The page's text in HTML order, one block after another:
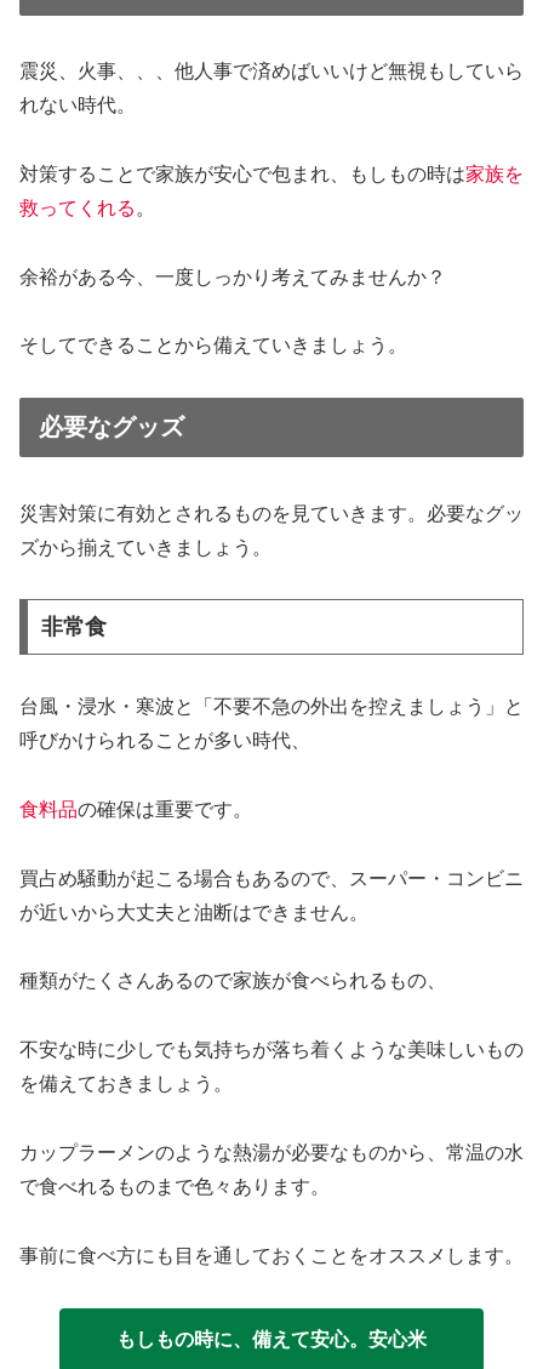
震災、火事、、、他人事で済めばいいけど無視もしていら
れない時代。
対策することで家族が安心で包まれ、もしもの時は家族を
救ってくれる 。
余裕がある今、一度しっかり考えてみませんか？
そしてできることから備えていきましょう。
必要なグッズ
災害対策に有効とされるものを見ていきます。必要なグッ
ズから揃えていきましょう。
非常食
台風・浸水・寒波と「不要不急の外出を控えましょう」と
呼びかけられることが多い時代、
食料品の確保は重要です。
買占め騒動が起こる場合もあるので、スーパー・コンビニ
が近いから大丈夫と油断はできません。
種類がたくさんあるので家族が食べられるもの、
不安な時に少しでも気持ちが落ち着くような美味しいもの
を備えておきましょう。
カップラーメンのような熱湯が必要なものから、常温の水
で食べれるものまで色々あります。
事前に食べ方にも目を通しておくことをオススメします。
もしもの時に、備えて安心。安心米